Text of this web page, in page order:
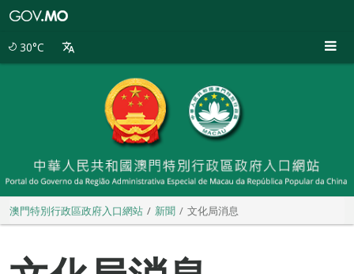
30°C
澳門特別行政區政府入口網站 新聞 文化局消息